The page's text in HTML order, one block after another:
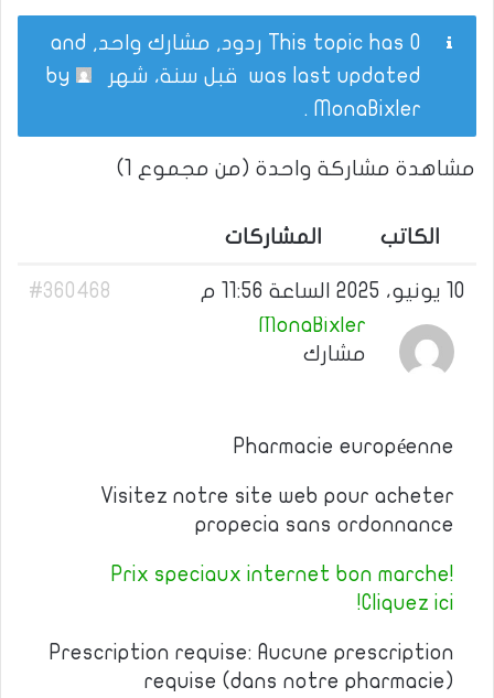
This topic has 0 ردود, مشارك واحد, and
was last updated قبل سنة، شهر
MonaBixler
.
مشاهدة مشاركة واحدة (من مجموع 1)
الكاتب المشاركات
10 يونيو، 2025 الساعة 11:56 م
#360468
MonaBixler
مشارك
Pharmacie européenne
Visitez notre site web pour acheter
propecia sans ordonnance
Prix speciaux internet bon marche!
Cliquez ici!
Prescription requise: Aucune prescription
requise (dans notre pharmacie)